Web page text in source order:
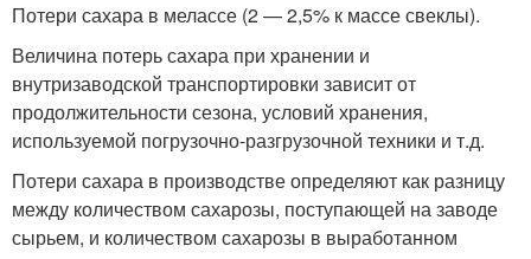
Потери сахара в мелассе (2 — 2,5% к массе свеклы).
Величина потерь сахара при хранении и
внутризаводской транспортировки зависит от
продолжительности сезона, условий хранения,
используемой погрузочно-разгрузочной техники и т.д.
Потери сахара в производстве определяют как разницу
между количеством сахарозы, поступающей на заводе
сырьем, и количеством сахарозы в выработанном